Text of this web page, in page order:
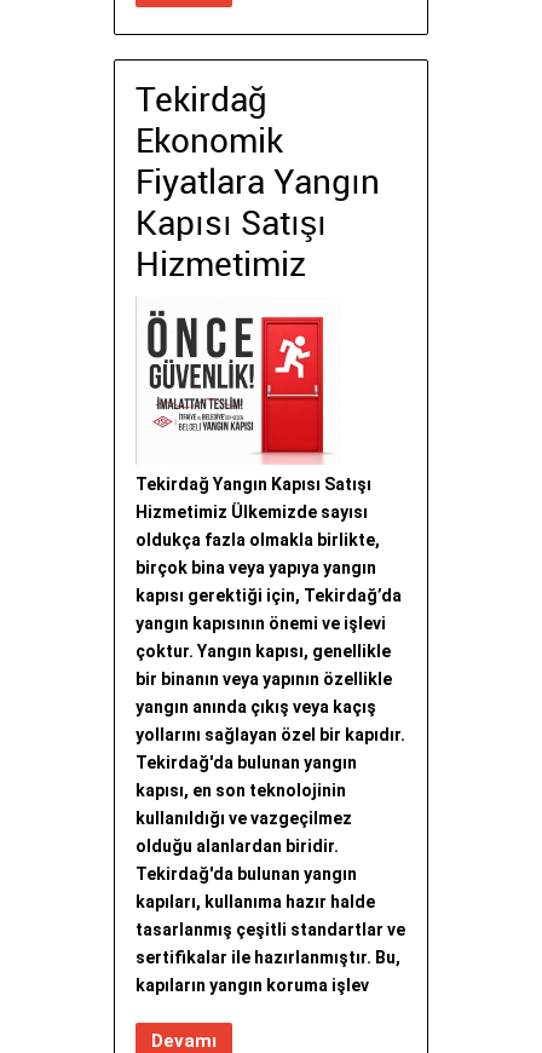
Tekirdağ
Ekonomik
Fiyatlara Yangın
Kapısı Satışı
Hizmetimiz
Tekirdağ Yangın Kapısı Satışı
Hizmetimiz Ülkemizde sayısı
oldukça fazla olmakla birlikte,
birçok bina veya yapıya yangın
kapısı gerektiği için, Tekirdağ’da
yangın kapısının önemi ve işlevi
çoktur. Yangın kapısı, genellikle
bir binanın veya yapının özellikle
yangın anında çıkış veya kaçış
yollarını sağlayan özel bir kapıdır.
Tekirdağ'da bulunan yangın
kapısı, en son teknolojinin
kullanıldığı ve vazgeçilmez
olduğu alanlardan biridir.
Tekirdağ'da bulunan yangın
kapıları, kullanıma hazır halde
tasarlanmış çeşitli standartlar ve
sertifikalar ile hazırlanmıştır. Bu,
kapıların yangın koruma işlev
Devamı